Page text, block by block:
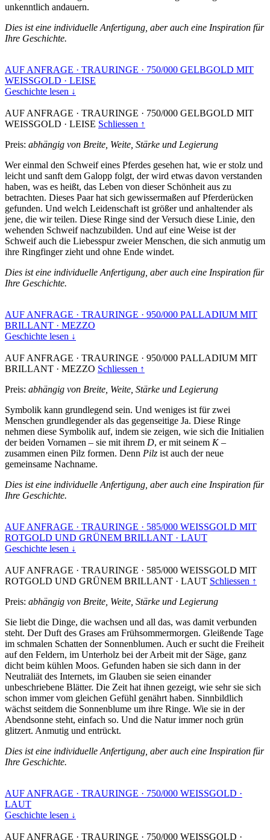
unkenntlich andauern.
Dies ist eine individuelle Anfertigung, aber auch eine Inspiration für
Ihre Geschichte.
AUF ANFRAGE · TRAURINGE · 750/000 GELBGOLD MIT
WEISSGOLD · LEISE
Geschichte lesen ↓
AUF ANFRAGE · TRAURINGE · 750/000 GELBGOLD MIT
WEISSGOLD · LEISE Schliessen ↑
Preis: abhängig von Breite, Weite, Stärke und Legierung
Wer einmal den Schweif eines Pferdes gesehen hat, wie er stolz und
leicht und sanft dem Galopp folgt, der wird etwas davon verstanden
haben, was es heißt, das Leben von dieser Schönheit aus zu
betrachten. Dieses Paar hat sich gewissermaßen auf Pferderücken
gefunden. Und welch Leidenschaft ist größer und anhaltender als
jene, die wir teilen. Diese Ringe sind der Versuch diese Linie, den
wehenden Schweif nachzubilden. Und auf eine Weise ist der
Schweif auch die Liebesspur zweier Menschen, die sich anmutig um
ihre Ringfinger zieht und ohne Ende windet.
Dies ist eine individuelle Anfertigung, aber auch eine Inspiration für
Ihre Geschichte.
AUF ANFRAGE · TRAURINGE · 950/000 PALLADIUM MIT
BRILLANT · MEZZO
Geschichte lesen ↓
AUF ANFRAGE · TRAURINGE · 950/000 PALLADIUM MIT
BRILLANT · MEZZO Schliessen ↑
Preis: abhängig von Breite, Weite, Stärke und Legierung
Symbolik kann grundlegend sein. Und weniges ist für zwei
Menschen grundlegender als das gegenseitige Ja. Diese Ringe
nehmen diese Symbolik auf, indem sie zeigen, wie sich die Initialien
der beiden Vornamen – sie mit ihrem D, er mit seinem K–
zusammen einen Pilz formen. Denn Pilz ist auch der neue
gemeinsame Nachname.
Dies ist eine individuelle Anfertigung, aber auch eine Inspiration für
Ihre Geschichte.
AUF ANFRAGE · TRAURINGE · 585/000 WEISSGOLD MIT
ROTGOLD UND GRÜNEM BRILLANT · LAUT
Geschichte lesen ↓
AUF ANFRAGE · TRAURINGE · 585/000 WEISSGOLD MIT
ROTGOLD UND GRÜNEM BRILLANT · LAUT Schliessen ↑
Preis: abhängig von Breite, Weite, Stärke und Legierung
Sie liebt die Dinge, die wachsen und all das, was damit verbunden
steht. Der Duft des Grases am Frühsommermorgen. Gleißende Tage
im schmalen Schatten der Sonnenblumen. Auch er sucht die Freiheit
auf den Feldern, im Unterholz bei der Arbeit mit der Säge, ganz
dicht beim kühlen Moos. Gefunden haben sie sich dann in der
Neutraliät des Internets, im Glauben sie seien einander
unbeschriebene Blätter. Die Zeit hat ihnen gezeigt, wie sehr sie sich
schon immer vom gleichen Gefühl genährt haben. Sinnbildlich
wächst seitdem die Sonnenblume um ihre Ringe. Wie sie in der
Abendsonne steht, einfach so. Und die Natur immer noch grün
glitzert. Anmutig und entrückt.
Dies ist eine individuelle Anfertigung, aber auch eine Inspiration für
Ihre Geschichte.
AUF ANFRAGE · TRAURINGE · 750/000 WEISSGOLD ·
LAUT
Geschichte lesen ↓
AUF ANFRAGE · TRAURINGE · 750/000 WEISSGOLD ·